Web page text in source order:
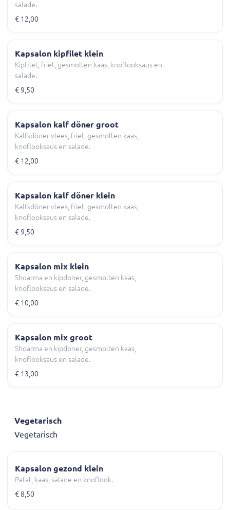
salade.
€ 12,00
Kapsalon kipfilet klein
Kipfilet, friet, gesmolten kaas, knoflooksaus en
salade.
€ 9,50
Kapsalon kalf döner groot
Kalfsdöner vlees, friet, gesmolten kaas,
knoflooksaus en salade.
€ 12,00
Kapsalon kalf döner klein
Kalfsdöner vlees, friet, gesmolten kaas,
knoflooksaus en salade.
€ 9,50
Kapsalon mix klein
Shoarma en kipdoner, gesmolten kaas,
knoflooksaus en salade.
€ 10,00
Kapsalon mix groot
Shoarma en kipdoner, gesmolten kaas,
knoflooksaus en salade.
€ 13,00
Vegetarisch
Vegetarisch
Kapsalon gezond klein
Patat, kaas, salade en knoflook.
€ 8,50